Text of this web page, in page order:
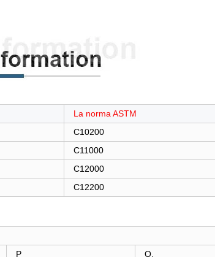
La norma ASTM
C10200
C11000
C12000
C12200
P O.